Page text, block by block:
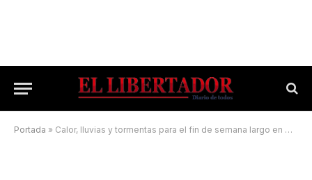
Portada » Calor, lluvias y tormentas para el fin de semana largo en Corrientes